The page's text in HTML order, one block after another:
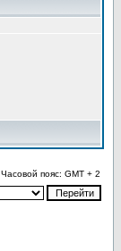
Часовой пояс: GMT + 2